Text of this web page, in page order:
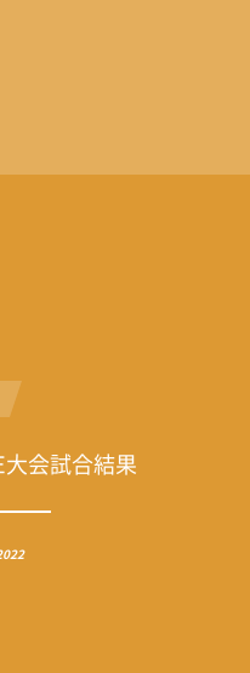
会試合結果